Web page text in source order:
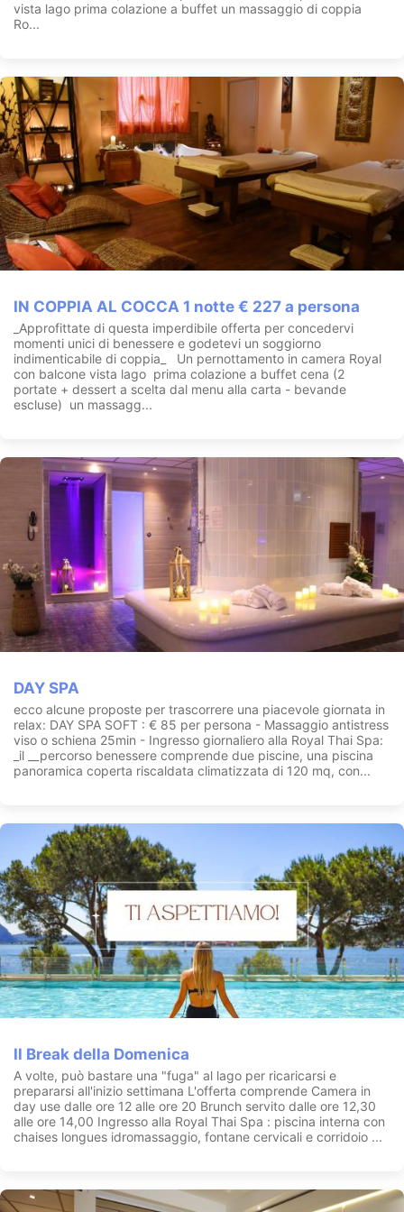
Ma i nostri ospiti , oltre a provare le meravigliose sensazioni che
queste tecniche regalano, potranno beneficiare di una piscina
docce cromoterapiche e di reazione, percorso Kneipp con
tunnel bi-termico, zona scrub e savonage, sia autonomo che
con operatore, ed un’ampia area relax con frutta e tisane a
disposizione.
Possibilità di usufruire del nuovo massaggio ad acqua “Spa
Stream”. *alcuni servizi sono su richiesta e a pagamento.
Da giugno a settembre, a disposizione degli ospiti anche una
piscina esterna con solarium
Per perfezionare l’offerta dei servizi a disposizione dei nostri
ospiti: servizio baby sitting (su richiesta e a pagamento), ampio
garage coperto
vista lago prima colazione a buffet un massaggio di coppia
Ro...
IN COPPIA AL COCCA 1 notte € 227 a persona
_Approfittate di questa imperdibile offerta per concedervi
momenti unici di benessere e godetevi un soggiorno
indimenticabile di coppia_ Un pernottamento in camera Royal
con balcone vista lago prima colazione a buffet cena (2
portate + dessert a scelta dal menu alla carta - bevande
escluse) un massagg...
DAY SPA
ecco alcune proposte per trascorrere una piacevole giornata in
relax: DAY SPA SOFT : € 85 per persona - Massaggio antistress
viso o schiena 25min - Ingresso giornaliero alla Royal Thai Spa:
_il __percorso benessere comprende due piscine, una piscina
panoramica coperta riscaldata climatizzata di 120 mq, con...
Il Break della Domenica
A volte, può bastare una "fuga" al lago per ricaricarsi e
prepararsi all'inizio settimana L'offerta comprende Camera in
day use dalle ore 12 alle ore 20 Brunch servito dalle ore 12,30
alle ore 14,00 Ingresso alla Royal Thai Spa : piscina interna con
chaises longues idromassaggio, fontane cervicali e corridoio ...